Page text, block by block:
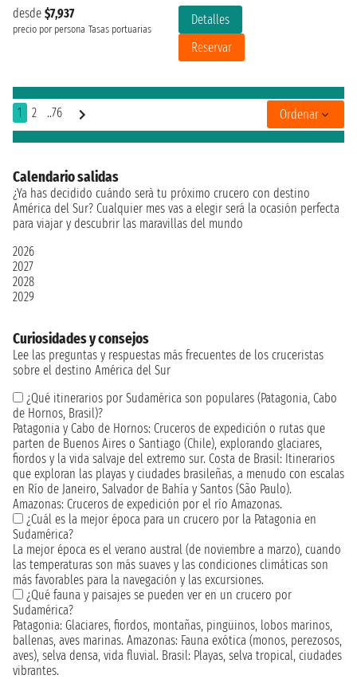
desde $7,937
precio por persona Tasas portuarias
Detalles
Reservar
1 2 ..76 Ordenar
Calendario salidas
¿Ya has decidido cuándo serà tu próximo crucero con destino
América del Sur? Cualquier mes vas a elegir será la ocasión perfecta
para viajar y descubrir las maravillas del mundo
2026
2027
2028
2029
Curiosidades y consejos
Lee las preguntas y respuestas más frecuentes de los cruceristas
sobre el destino América del Sur
¿Qué itinerarios por Sudamérica son populares (Patagonia, Cabo
de Hornos, Brasil)?
Patagonia y Cabo de Hornos: Cruceros de expedición o rutas que
parten de Buenos Aires o Santiago (Chile), explorando glaciares,
fiordos y la vida salvaje del extremo sur. Costa de Brasil: Itinerarios
que exploran las playas y ciudades brasileñas, a menudo con escalas
en Río de Janeiro, Salvador de Bahía y Santos (São Paulo).
Amazonas: Cruceros de expedición por el río Amazonas.
¿Cuál es la mejor época para un crucero por la Patagonia en
Sudamérica?
La mejor época es el verano austral (de noviembre a marzo), cuando
las temperaturas son más suaves y las condiciones climáticas son
más favorables para la navegación y las excursiones.
¿Qué fauna y paisajes se pueden ver en un crucero por
Sudamérica?
Patagonia: Glaciares, fiordos, montañas, pingüinos, lobos marinos,
ballenas, aves marinas. Amazonas: Fauna exótica (monos, perezosos,
aves), selva densa, vida fluvial. Brasil: Playas, selva tropical, ciudades
vibrantes.